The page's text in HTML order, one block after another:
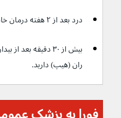
درد بعد از ۲ هفته درمان خانگی بهبود نیافته است.
بیش از ۳۰ دقیقه
ران (هیپ) دارید.